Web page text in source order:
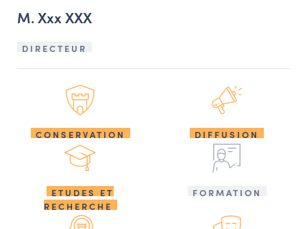
M. Xxx XXX
DIRECTEUR
CONSERVATION DIFFUSION
ETUDES ET
RECHERCHE
FORMATION